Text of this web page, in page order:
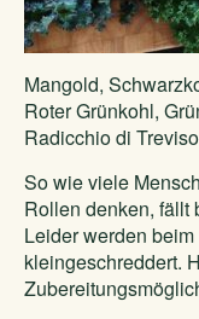
Mangold,
Roter Grünkohl,
Radicchio di Treviso
So wie viele
Rollen denken, fällt
Leider werden
kleingeschreddert.